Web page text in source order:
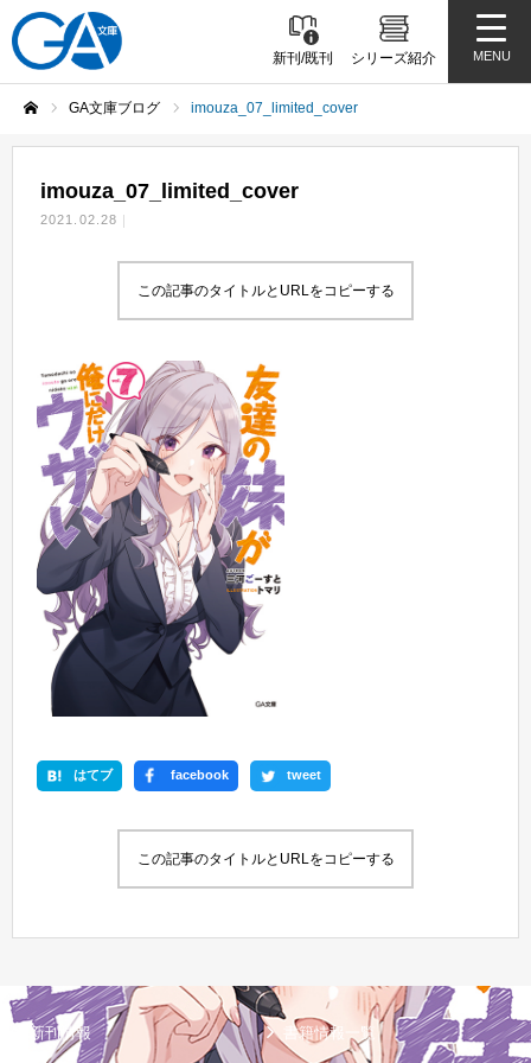
新刊/既刊 シリーズ紹介 MENU
GA文庫ブログ imouza_07_limited_cover
imouza_07_limited_cover
2021.02.28
この記事のタイトルとURLをコピーする
はてブ facebook tweet
この記事のタイトルとURLをコピーする
新刊情報 書籍情報一覧